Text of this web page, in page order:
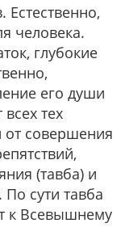
человека.
глубокие
его души
тех
от совершения
(тавба) и
сути тавба
к Всевышнему